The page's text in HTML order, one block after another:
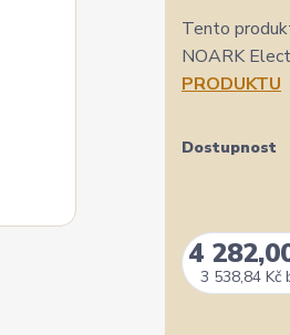
Tento
NOARK
PRODUKTU
Dostupnost
4
3 538,84 Kč